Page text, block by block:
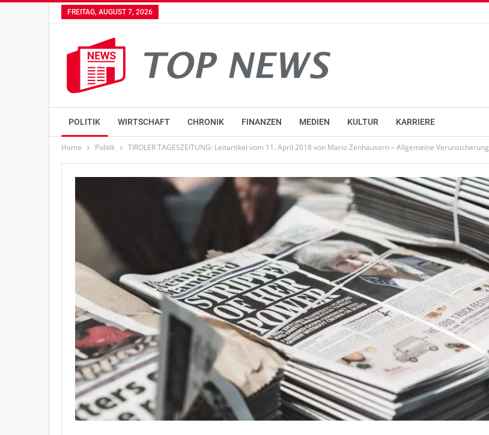
FREITAG, AUGUST 7, 2026
POLITIK WIRTSCHAFT CHRONIK FINANZEN MEDIEN KULTUR KARRIERE
Home Politik TIROLER TAGESZEITUNG: Leitartikel vom 11. April 2018 von Mario Zenhäusern – Allgemeine Verunsicherung